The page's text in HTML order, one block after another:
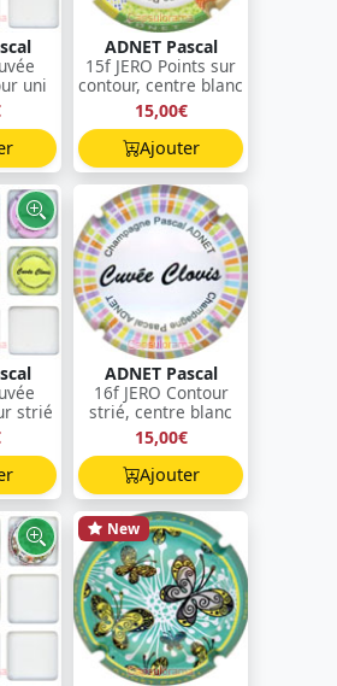
uni
ADNET Pascal
15f JERO Points sur
contour, centre blanc
15,00€
Ajouter
strié
ADNET Pascal
16f JERO Contour
strié, centre blanc
15,00€
Ajouter
New